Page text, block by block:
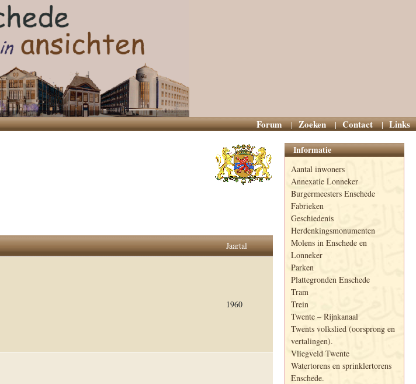
Forum Zoeken Contact Links
Jaartal
1960
Informatie
Aantal inwoners
Annexatie Lonneker
Burgermeesters Enschede
Fabrieken
Geschiedenis
Herdenkingsmonumenten
Molens in Enschede en
Lonneker
Parken
Plattegronden Enschede
Tram
Trein
Twente – Rijnkanaal
Twents volkslied (oorsprong en
vertalingen).
Vliegveld Twente
Watertorens en sprinklertorens
Enschede.